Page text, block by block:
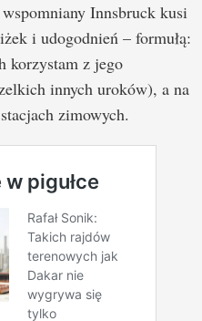
Innsbruck kusi
i udogodnień – formułą:
korzystam z jego
innych uroków), a na
zimowych.